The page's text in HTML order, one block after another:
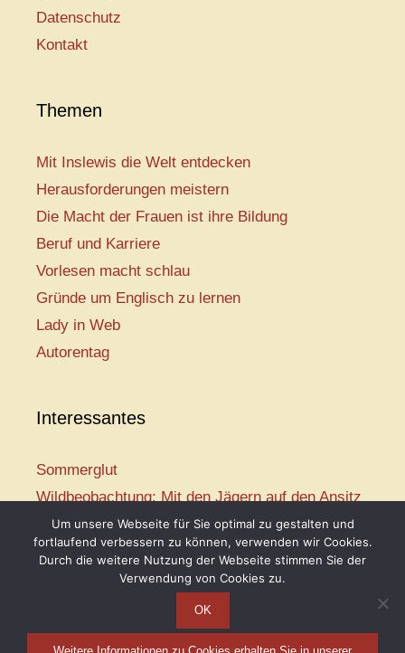
Datenschutz
Kontakt
Themen
Mit Inslewis die Welt entdecken
Herausforderungen meistern
Die Macht der Frauen ist ihre Bildung
Beruf und Karriere
Vorlesen macht schlau
Gründe um Englisch zu lernen
Lady in Web
Autorentag
Interessantes
Sommerglut
Wildbeobachtung: Mit den Jägern auf den Ansitz
Mir ist so heiß
Mission: Rettungsschwimmer
Vogelwelt-Entdeckertour
Um unsere Webseite für Sie optimal zu gestalten und
fortlaufend verbessern zu können, verwenden wir Cookies.
Durch die weitere Nutzung der Webseite stimmen Sie der
Verwendung von Cookies zu.
OK